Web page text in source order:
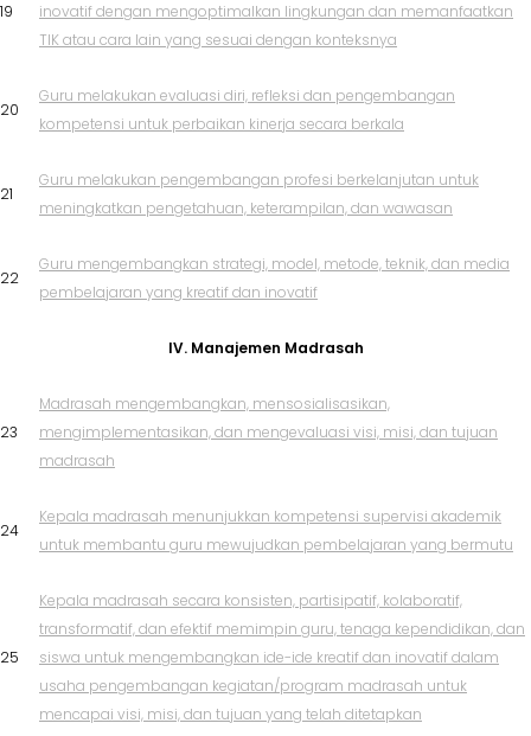
19
inovatif dengan mengoptimalkan lingkungan dan memanfaatkan
TIK atau cara lain yang sesuai dengan konteksnya
20
Guru melakukan evaluasi diri, refleksi dan pengembangan
kompetensi untuk perbaikan kinerja secara berkala
21
Guru melakukan pengembangan profesi berkelanjutan untuk
meningkatkan pengetahuan, keterampilan, dan wawasan
22
Guru mengembangkan strategi, model, metode, teknik, dan media
pembelajaran yang kreatif dan inovatif
IV. Manajemen Madrasah
23
Madrasah mengembangkan, mensosialisasikan,
mengimplementasikan, dan mengevaluasi visi, misi, dan tujuan
madrasah
24
Kepala madrasah menunjukkan kompetensi supervisi akademik
untuk membantu guru mewujudkan pembelajaran yang bermutu
25
Kepala madrasah secara konsisten, partisipatif, kolaboratif,
transformatif, dan efektif memimpin guru, tenaga kependidikan, dan
siswa untuk mengembangkan ide-ide kreatif dan inovatif dalam
usaha pengembangan kegiatan/program madrasah untuk
mencapai visi, misi, dan tujuan yang telah ditetapkan